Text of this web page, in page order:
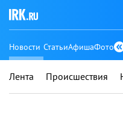
Новости СтатьиАфишаФото
Лента Происшествия